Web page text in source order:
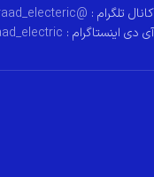
کانال تلگرام : @raad_electeric
آی دی اینستاگرام :